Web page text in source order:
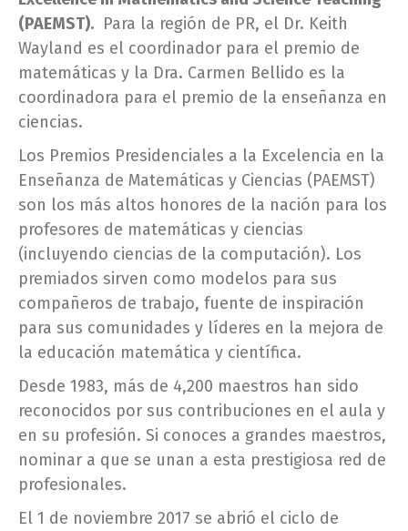
(PAEMST). Para la región de PR, el Dr. Keith
Wayland es el coordinador para el premio de
matemáticas y la Dra. Carmen Bellido es la
coordinadora para el premio de la enseñanza en
ciencias.
Los Premios Presidenciales a la Excelencia en la
Enseñanza de Matemáticas y Ciencias (PAEMST)
son los más altos honores de la nación para los
profesores de matemáticas y ciencias
(incluyendo ciencias de la computación). Los
premiados sirven como modelos para sus
compañeros de trabajo, fuente de inspiración
para sus comunidades y líderes en la mejora de
la educación matemática y científica.
Desde 1983, más de 4,200 maestros han sido
reconocidos por sus contribuciones en el aula y
en su profesión. Si conoces a grandes maestros,
nominar a que se unan a esta prestigiosa red de
profesionales.
El 1 de noviembre 2017 se abrió el ciclo de